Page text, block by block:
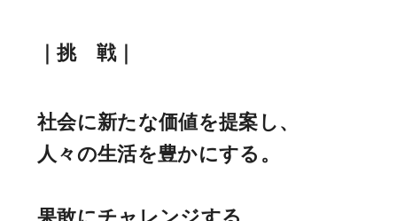
｜挑 戦｜
社会に新たな価値を提案し、
人々の生活を豊かにする。